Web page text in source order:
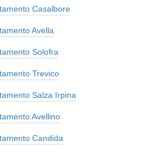
Casalbore
Avella
Solofra
Trevico
Salza Irpina
Avellino
Candida